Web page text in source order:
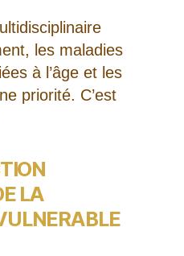
les maladies
à l’âge et les
priorité. C’est
LA